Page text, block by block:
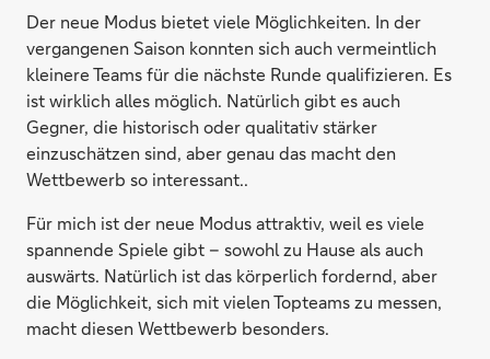
Der neue Modus bietet viele Möglichkeiten. In der
vergangenen Saison konnten sich auch vermeintlich
kleinere Teams für die nächste Runde qualifizieren. Es
ist wirklich alles möglich. Natürlich gibt es auch
Gegner, die historisch oder qualitativ stärker
einzuschätzen sind, aber genau das macht den
Wettbewerb so interessant..
Für mich ist der neue Modus attraktiv, weil es viele
spannende Spiele gibt – sowohl zu Hause als auch
auswärts. Natürlich ist das körperlich fordernd, aber
die Möglichkeit, sich mit vielen Topteams zu messen,
macht diesen Wettbewerb besonders.